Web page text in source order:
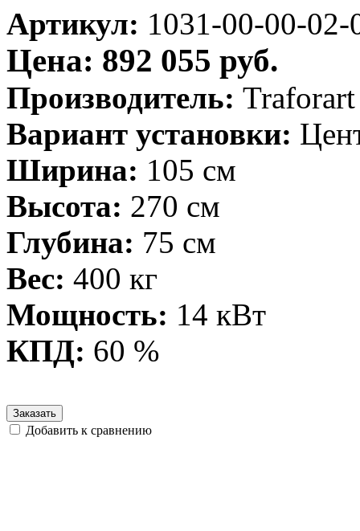
Артикул: 1031-00-00-02-
Цена: 892 055 руб.
Производитель:
Вариант установки:
Ширина: 105 см
Высота: 270 см
Глубина: 75 см
Вес: 400 кг
Мощность: 14 кВт
КПД: 60 %
Заказать
Добавить к сравнению